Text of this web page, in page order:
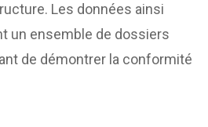
Les données ainsi
un ensemble de dossiers
de démontrer la conformité